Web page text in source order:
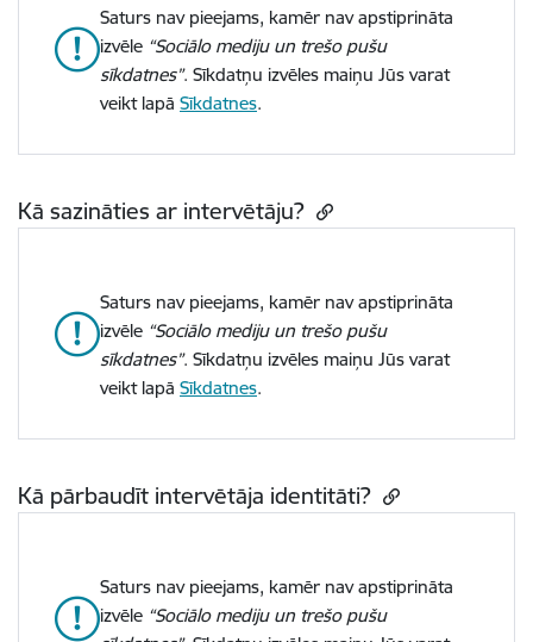
Saturs nav pieejams, kamēr nav apstiprināta
izvēle “Sociālo mediju un trešo pušu
sīkdatnes”. Sīkdatņu izvēles maiņu Jūs varat
veikt lapā Sīkdatnes.
Kā sazināties ar intervētāju?
Saturs nav pieejams, kamēr nav apstiprināta
izvēle “Sociālo mediju un trešo pušu
sīkdatnes”. Sīkdatņu izvēles maiņu Jūs varat
veikt lapā Sīkdatnes.
Kā pārbaudīt intervētāja identitāti?
Saturs nav pieejams, kamēr nav apstiprināta
izvēle “Sociālo mediju un trešo pušu